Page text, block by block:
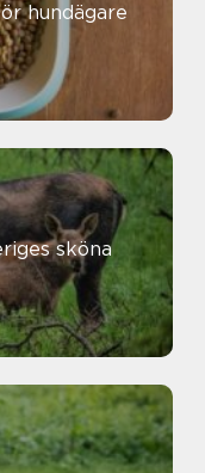
hundägare
sköna